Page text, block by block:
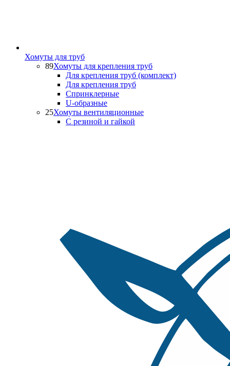
Хомуты для труб
89Хомуты для крепления труб
Для крепления труб (комплект)
Для крепления труб
Спринклерные
U-образные
25Хомуты вентиляционные
С резиной и гайкой